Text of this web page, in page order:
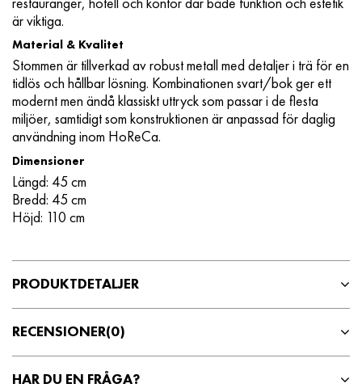
är viktiga.
Material & Kvalitet
Stommen är tillverkad av robust metall med detaljer i trä för en
tidlös och hållbar lösning. Kombinationen svart/bok ger ett
modernt men ändå klassiskt uttryck som passar i de flesta
miljöer, samtidigt som konstruktionen är anpassad för daglig
användning inom HoReCa.
Dimensioner
Längd: 45 cm
Bredd: 45 cm
Höjd: 110 cm
PRODUKTDETALJER
RECENSIONER(0)
HAR DU EN FRÅGA?